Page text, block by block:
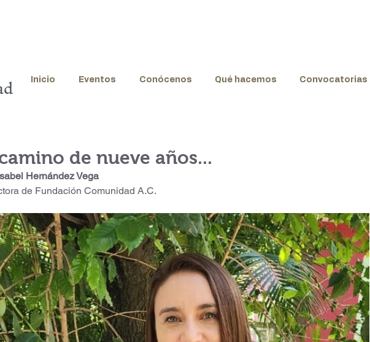
Inicio Eventos Conócenos Qué hacemos Convocatorias
de nueve años...
Hernández Vega
de Fundación Comunidad A.C.